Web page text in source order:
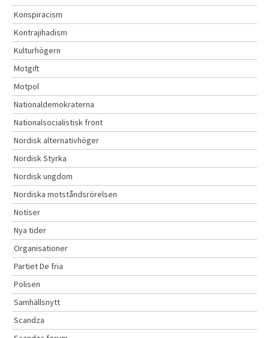
Konspiracism
Kontrajihadism
Kulturhögern
Motgift
Motpol
Nationaldemokraterna
Nationalsocialistisk front
Nordisk alternativhöger
Nordisk Styrka
Nordisk ungdom
Nordiska motståndsrörelsen
Notiser
Nya tider
Organisationer
Partiet De fria
Polisen
Samhällsnytt
Scandza